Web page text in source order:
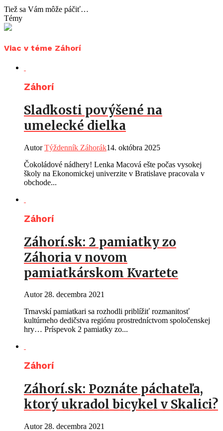
Tiež sa Vám môže páčiť…
Témy
Viac v téme Záhorí
Záhorí
Sladkosti povýšené na
umelecké dielka
AutorTýždenník Záhorák14. októbra 2025
Čokoládové nádhery! Lenka Macová ešte počas vysokej
školy na Ekonomickej univerzite v Bratislave pracovala v
obchode...
Záhorí
Záhorí.sk: 2 pamiatky zo
Záhoria v novom
pamiatkárskom Kvartete
Autor28. decembra 2021
Trnavskí pamiatkari sa rozhodli priblížiť rozmanitosť
kultúrneho dedičstva regiónu prostredníctvom spoločenskej
hry… Príspevok 2 pamiatky zo...
Záhorí
Záhorí.sk: Poznáte páchateľa,
ktorý ukradol bicykel v Skalici?
Autor 28. decembra 2021